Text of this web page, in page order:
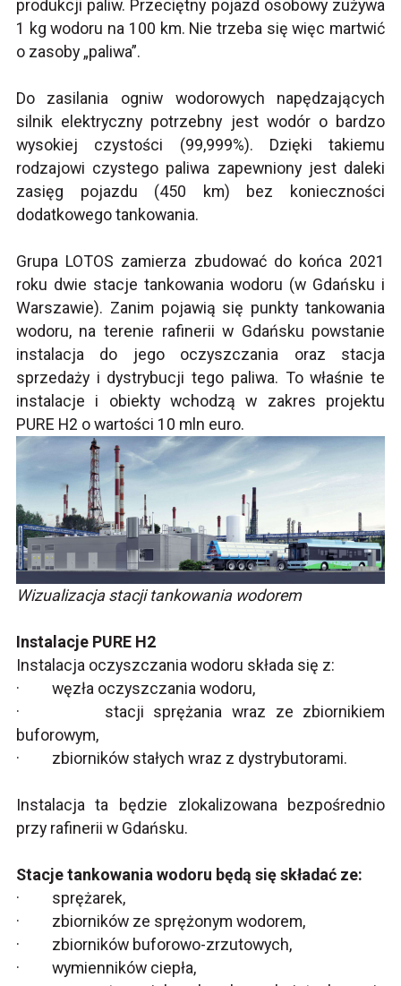
produkcji paliw. Przeciętny pojazd osobowy zużywa
1 kg wodoru na 100 km. Nie trzeba się więc martwić
o zasoby „paliwa”.
Do zasilania ogniw wodorowych napędzających
silnik elektryczny potrzebny jest wodór o bardzo
wysokiej czystości (99,999%). Dzięki takiemu
rodzajowi czystego paliwa zapewniony jest daleki
zasięg pojazdu (450 km) bez konieczności
dodatkowego tankowania.
Grupa LOTOS zamierza zbudować do końca 2021
roku dwie stacje tankowania wodoru (w Gdańsku i
Warszawie). Zanim pojawią się punkty tankowania
wodoru, na terenie rafinerii w Gdańsku powstanie
instalacja do jego oczyszczania oraz stacja
sprzedaży i dystrybucji tego paliwa. To właśnie te
instalacje i obiekty wchodzą w zakres projektu
PURE H2 o wartości 10 mln euro.
Wizualizacja stacji tankowania wodorem
Instalacje PURE H2
Instalacja oczyszczania wodoru składa się z:
· węzła oczyszczania wodoru,
· stacji sprężania wraz ze zbiornikiem
buforowym,
· zbiorników stałych wraz z dystrybutorami.
Instalacja ta będzie zlokalizowana bezpośrednio
przy rafinerii w Gdańsku.
Stacje tankowania wodoru będą się składać ze:
· sprężarek,
· zbiorników ze sprężonym wodorem,
· zbiorników buforowo-zrzutowych,
· wymienników ciepła,